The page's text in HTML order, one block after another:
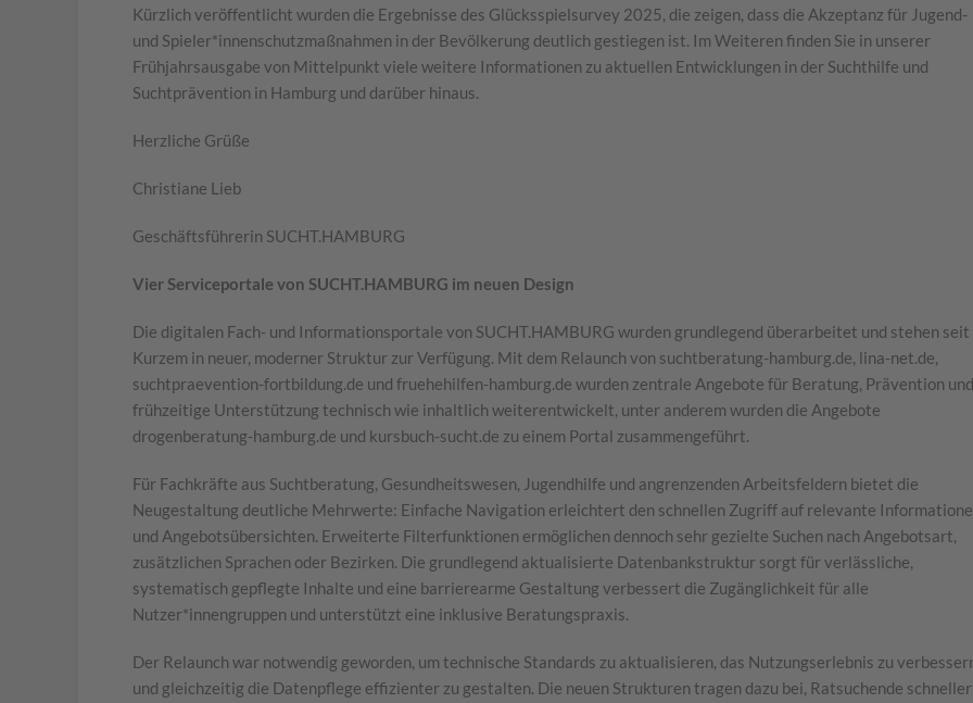
Kürzlich veröffentlicht wurden die Ergebnisse des Glücksspielsurvey 2025, die zeigen, dass die Akzeptanz für Jugend-
und Spieler*innenschutzmaßnahmen in der Bevölkerung deutlich gestiegen ist. Im Weiteren finden Sie in unserer
Frühjahrsausgabe von Mittelpunkt viele weitere Informationen zu aktuellen Entwicklungen in der Suchthilfe und
Suchtprävention in Hamburg und darüber hinaus.
Herzliche Grüße
Christiane Lieb
Geschäftsführerin SUCHT.HAMBURG
Vier Serviceportale von SUCHT.HAMBURG im neuen Design
Die digitalen Fach- und Informationsportale von SUCHT.HAMBURG wurden grundlegend überarbeitet und stehen seit
Kurzem in neuer, moderner Struktur zur Verfügung. Mit dem Relaunch von suchtberatung-hamburg.de, lina-net.de,
suchtpraevention-fortbildung.de und fruehehilfen-hamburg.de wurden zentrale Angebote für Beratung, Prävention und
frühzeitige Unterstützung technisch wie inhaltlich weiterentwickelt, unter anderem wurden die Angebote
drogenberatung-hamburg.de und kursbuch-sucht.de zu einem Portal zusammengeführt.
Für Fachkräfte aus Suchtberatung, Gesundheitswesen, Jugendhilfe und angrenzenden Arbeitsfeldern bietet die
Neugestaltung deutliche Mehrwerte: Einfache Navigation erleichtert den schnellen Zugriff auf relevante
und Angebotsübersichten. Erweiterte Filterfunktionen ermöglichen dennoch sehr gezielte Suchen nach Angebotsart,
zusätzlichen Sprachen oder Bezirken. Die grundlegend aktualisierte Datenbankstruktur sorgt für verlässliche,
systematisch gepflegte Inhalte und eine barrierearme Gestaltung verbessert die Zugänglichkeit für alle
Nutzer*innengruppen und unterstützt eine inklusive Beratungspraxis.
Der Relaunch war notwendig geworden, um technische Standards zu aktualisieren, das Nutzungserlebnis zu
und gleichzeitig die Datenpflege effizienter zu gestalten. Die neuen Strukturen tragen dazu bei, Ratsuchende schneller